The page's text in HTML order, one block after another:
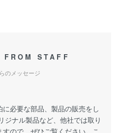
FROM STAFF
のメッセージ
必要な部品、製品の販売をし
ジナル製品など、他社では取り
ので、ぜひご覧ください。こ